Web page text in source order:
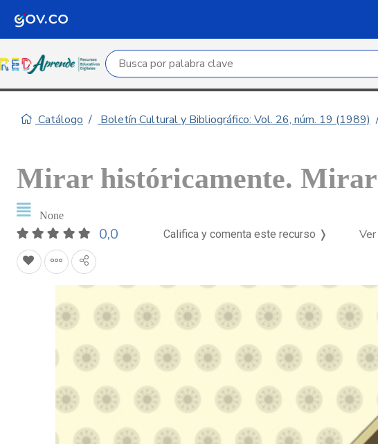
Campo de búsqueda por palabra clave
Catálogo Boletín Cultural y Bibliográfico: Vol. 26, núm. 19 (1989)
Mirar históricamente.
None
0,0 Califica y comenta este recurso ❭